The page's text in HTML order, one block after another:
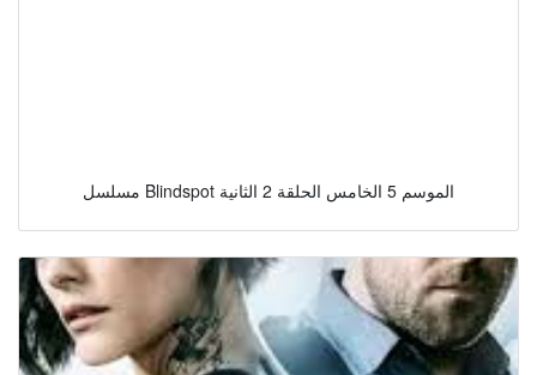
مسلسل Blindspot الموسم 5 الخامس الحلقة 2 الثانية